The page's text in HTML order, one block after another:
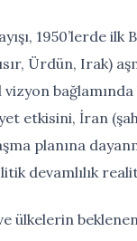
1950’lerde
Ürdün, Irak)
etkisini, İran
planına
devamlılık
ülkelerin